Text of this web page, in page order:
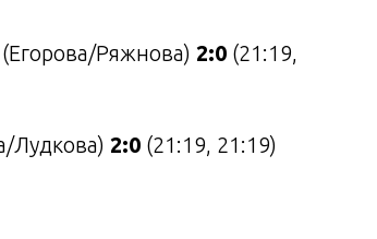
Ряжнова) 2:0 (21:19,
Лудкова) 2:0 (21:19, 21:19)